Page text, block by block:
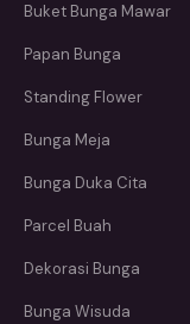
Buket Bunga Mawar
Papan Bunga
Standing Flower
Bunga Meja
Bunga Duka Cita
Parcel Buah
Dekorasi Bunga
Bunga Wisuda